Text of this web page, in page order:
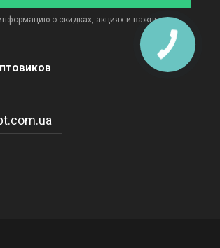
о скидках, акциях и важных